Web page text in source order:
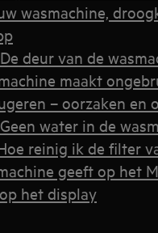
wasmachine,
deur van de
maakt
– oorzaken en
water in de
reinig ik de filter
geeft op het
het display